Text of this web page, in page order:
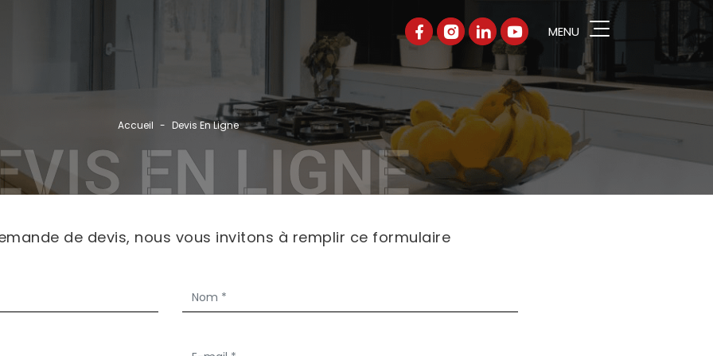
MENU
Rechercher
GROUPE
NOS PRODUITS
RÉFÉRENCES
Accueil Devis En Ligne
EN LIGNE
de devis, nous vous invitons à remplir ce formulaire